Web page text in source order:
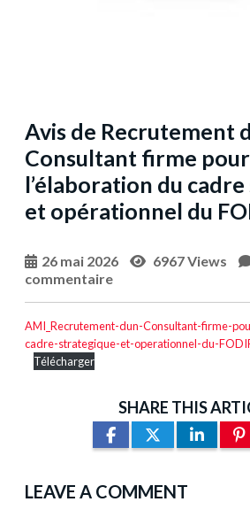
Avis de Recrutement
Consultant firme pour
l’élaboration du
et opérationnel du
26 mai 2026 6967 Views
commentaire
AMI_Recrutement-dun-Consultant-firme-
cadre-strategique-et-operationnel-du-
Télécharger
SHARE THIS
LEAVE A COMMENT